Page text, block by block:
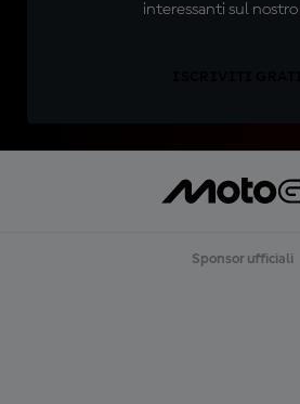
interessanti sul
Sponsor ufficiali